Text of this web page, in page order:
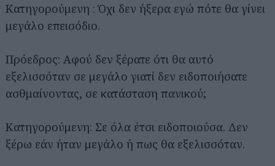
Κατηγορούμενη : Όχι δεν ήξερα εγώ πότε θα γίνει
μεγάλο επεισόδιο.
Πρόεδρος: Αφού δεν ξέρατε ότι θα αυτό
εξελισσόταν σε μεγάλο γιατί δεν ειδοποιήσατε
ασθμαίνοντας, σε κατάσταση πανικού;
Κατηγορούμενη: Σε όλα έτσι ειδοποιούσα. Δεν
ξέρω εάν ήταν μεγάλο ή πως θα εξελισσόταν.